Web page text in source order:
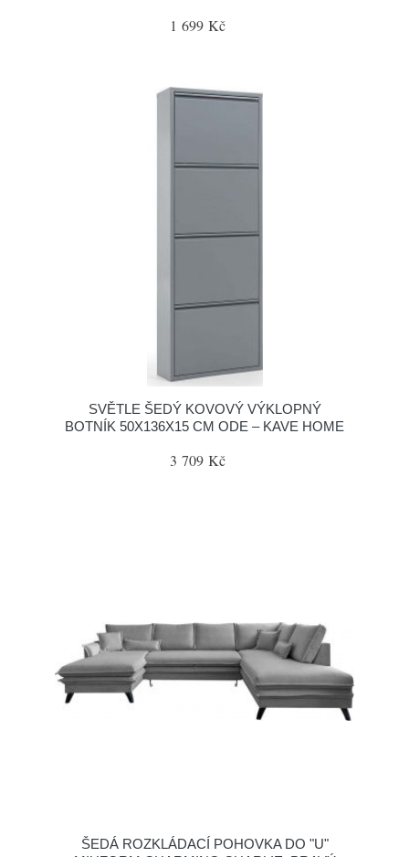
1 699 Kč
SVĚTLE ŠEDÝ KOVOVÝ VÝKLOPNÝ
BOTNÍK 50X136X15 CM ODE – KAVE HOME
3 709 Kč
ŠEDÁ ROZKLÁDACÍ POHOVKA DO "U"